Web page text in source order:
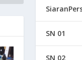
SN 01
SN 02